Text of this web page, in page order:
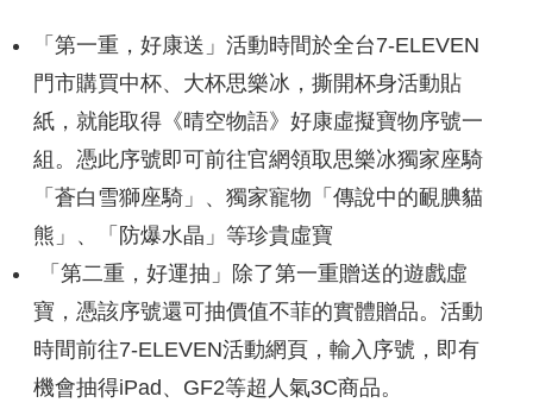
「第一重，好康送」活動時間於全台7-ELEVEN
門市購買中杯、大杯思樂冰，撕開杯身活動貼
紙，就能取得《晴空物語》好康虛擬寶物序號一
組。憑此序號即可前往官網領取思樂冰獨家座騎
「蒼白雪獅座騎」、獨家寵物「傳說中的靦腆貓
熊」、「防爆水晶」等珍貴虛寶
「第二重，好運抽」除了第一重贈送的遊戲虛
寶，憑該序號還可抽價值不菲的實體贈品。活動
時間前往7-ELEVEN活動網頁，輸入序號，即有
機會抽得iPad、GF2等超人氣3C商品。